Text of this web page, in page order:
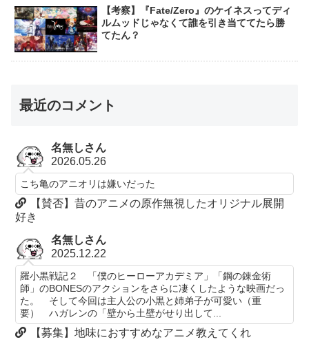
【考察】『Fate/Zero』のケイネスってディ
ルムッドじゃなくて誰を引き当ててたら勝
てたん？
最近のコメント
名無しさん
2026.05.26
こち亀のアニオリは嫌いだった
【賛否】昔のアニメの原作無視したオリジナル展開
好き
名無しさん
2025.12.22
羅小黒戦記２ 「僕のヒーローアカデミア」「鋼の錬金術
師」のBONESのアクションをさらに凄くしたような映画だっ
た。 そして今回は主人公の小黒と姉弟子が可愛い（重
要） ハガレンの「壁から土壁がせり出して...
【募集】地味におすすめなアニメ教えてくれ